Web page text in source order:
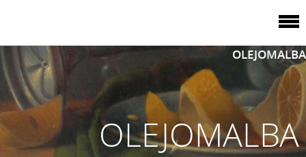
OLEJOMALBA
OLEJOMALBA